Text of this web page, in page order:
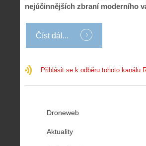
nejúčinnějších zbraní moderního
Číst dál...
Přihlásit se k odběru tohoto kanálu
Droneweb
Aktuality